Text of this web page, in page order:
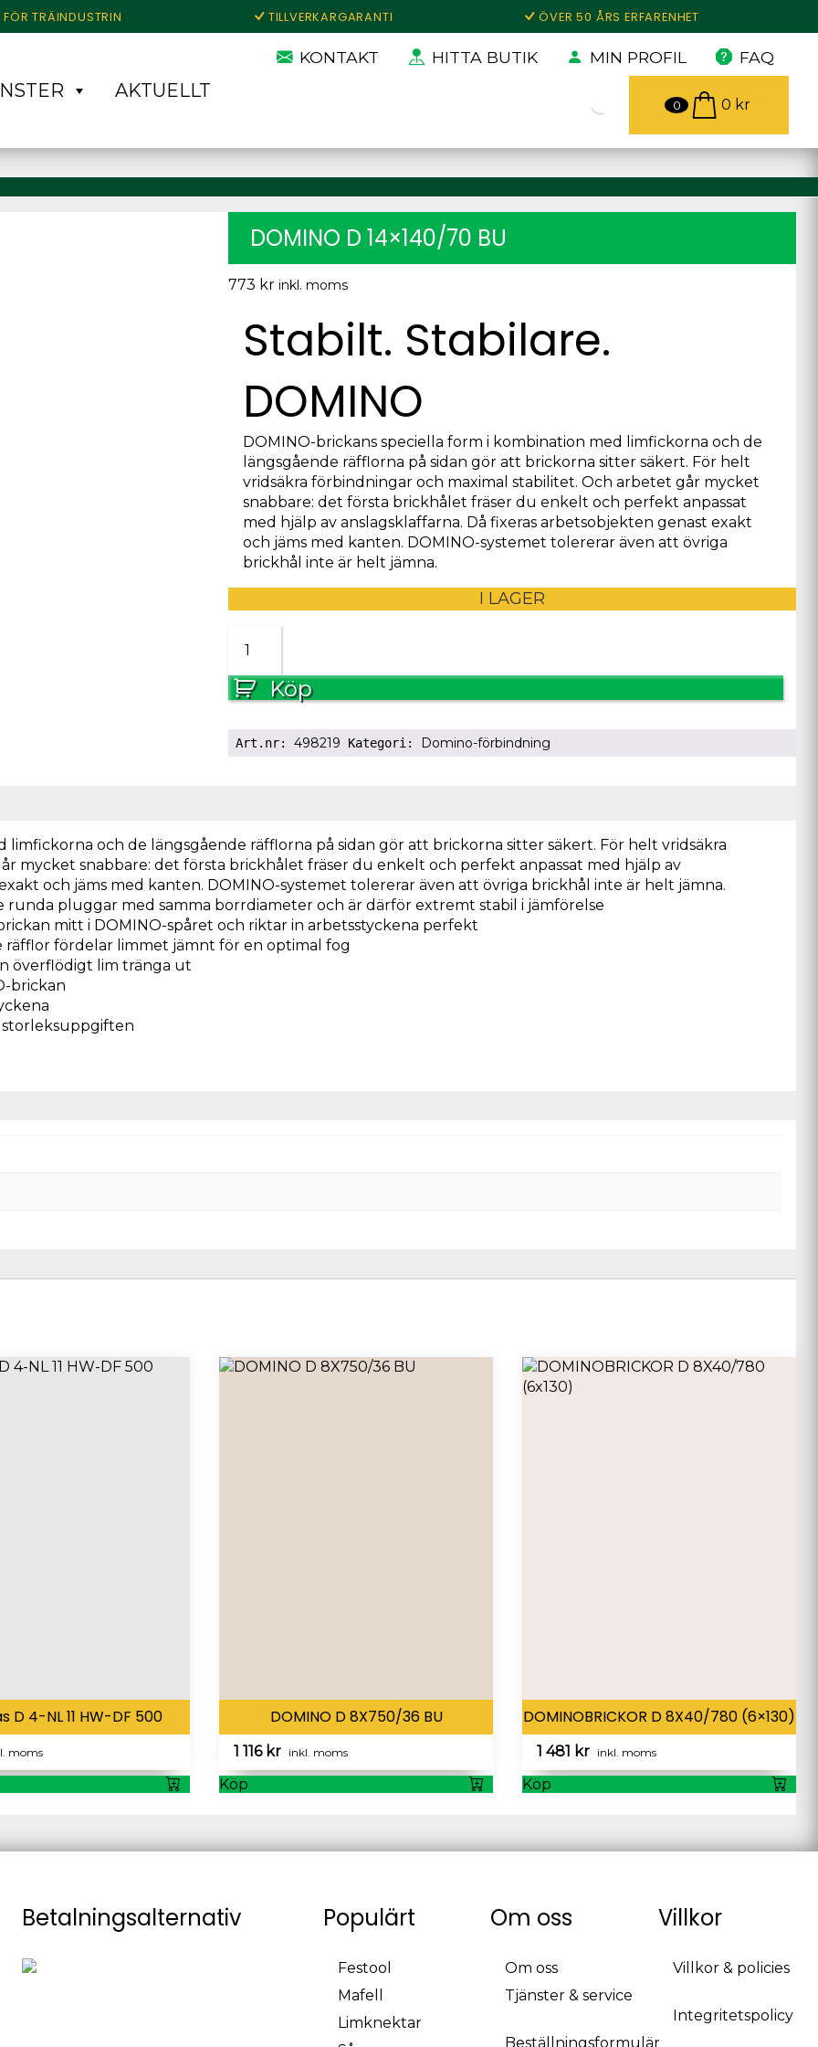
TRÄINDUSTRIN TILLVERKARGARANTI ÖVER 50 ÅRS ERFARENHET
AKTUELLT
KONTAKT HITTA BUTIK MIN PROFIL FAQ
0 0 kr
DOMINO D 14×140/70 BU
773 kr inkl. moms
Stabilt. Stabilare.
DOMINO
DOMINO-brickans speciella form i kombination med limfickorna och de
längsgående räfflorna på sidan gör att brickorna sitter säkert. För helt
vridsäkra förbindningar och maximal stabilitet. Och arbetet går mycket
snabbare: det första brickhålet fräser du enkelt och perfekt anpassat
med hjälp av anslagsklaffarna. Då fixeras arbetsobjekten genast exakt
och jäms med kanten. DOMINO-systemet tolererar även att övriga
brickhål inte är helt jämna.
I LAGER
DOMINO
14x140/70
BU
Köp
Art.nr: 498219 Kategori: Domino-förbindning
limfickorna och de längsgående räfflorna på sidan gör att brickorna sitter säkert. För helt vridsäkra
mycket snabbare: det första brickhålet fräser du enkelt och perfekt anpassat med hjälp av
och jäms med kanten. DOMINO-systemet tolererar även att övriga brickhål inte är helt jämna.
runda pluggar med samma borrdiameter och är därför extremt stabil i jämförelse
mitt i DOMINO-spåret och riktar in arbetsstyckena perfekt
fördelar limmet jämnt för en optimal fog
överflödigt lim tränga ut
brickan
D 4-NL 11 HW-DF 500
moms
DOMINO D 8X750/36 BU
1 116 kr inkl. moms
Köp
DOMINOBRICKOR D 8X40/780 (6×130)
1 481 kr inkl. moms
Köp
Betalningsalternativ Populärt
Festool
Mafell
Limknektar
Om oss
Om oss
Tjänster & service
Beställningsformulär
Villkor
Villkor & policies
Integritetspolicy